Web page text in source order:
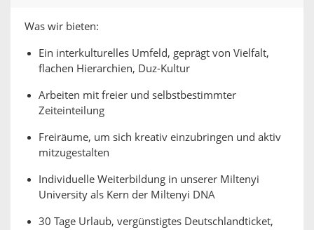
Was wir bieten:
Ein interkulturelles Umfeld, geprägt von Vielfalt,
flachen Hierarchien, Duz-Kultur
Arbeiten mit freier und selbstbestimmter
Zeiteinteilung
Freiräume, um sich kreativ einzubringen und aktiv
mitzugestalten
Individuelle Weiterbildung in unserer Miltenyi
University als Kern der Miltenyi DNA
30 Tage Urlaub, vergünstigtes Deutschlandticket,